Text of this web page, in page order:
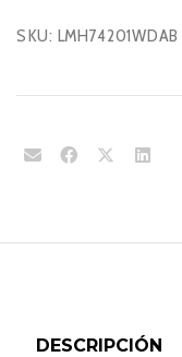
SKU: LMH74201WDAB
DESCRIPCIÓN